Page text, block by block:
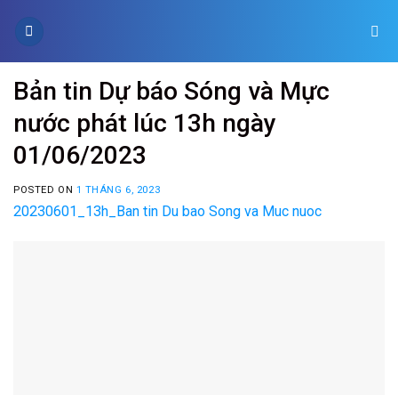
Bản tin Dự báo Sóng và Mực
nước phát lúc 13h ngày
01/06/2023
POSTED ON 1 THÁNG 6, 2023
20230601_13h_Ban tin Du bao Song va Muc nuoc